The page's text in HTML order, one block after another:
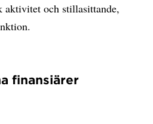
aktivitet och stillasittande,
finansiärer